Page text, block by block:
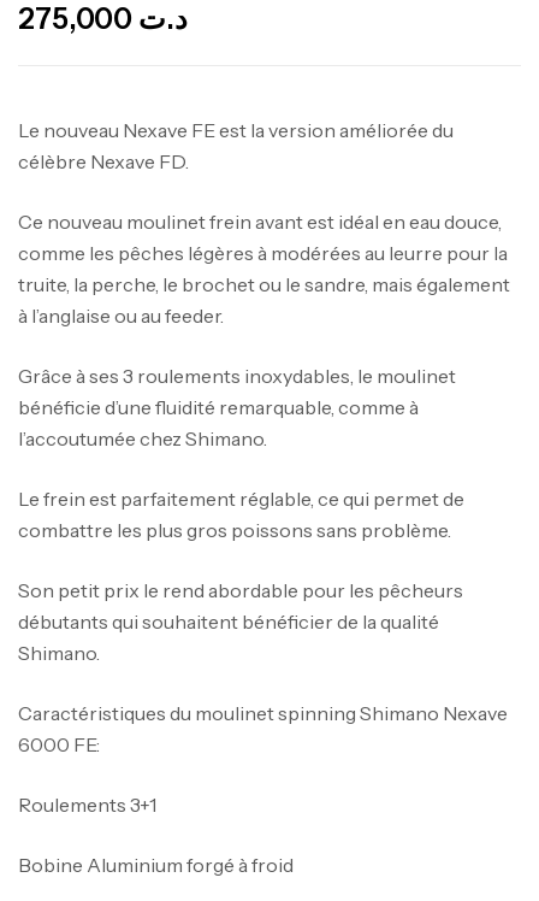
د.ت
Le nouveau Nexave FE est la version améliorée du
célèbre Nexave FD.
Ce nouveau moulinet frein avant est idéal en eau douce,
comme les pêches légères à modérées au leurre pour la
truite, la perche, le brochet ou le sandre, mais également
à l’anglaise ou au feeder.
Grâce à ses 3 roulements inoxydables, le moulinet
bénéficie d’une fluidité remarquable, comme à
l’accoutumée chez Shimano.
Le frein est parfaitement réglable, ce qui permet de
combattre les plus gros poissons sans problème.
Son petit prix le rend abordable pour les pêcheurs
débutants qui souhaitent bénéficier de la qualité
Shimano.
Caractéristiques du moulinet spinning Shimano Nexave
6000 FE:
Roulements 3+1
Bobine Aluminium forgé à froid